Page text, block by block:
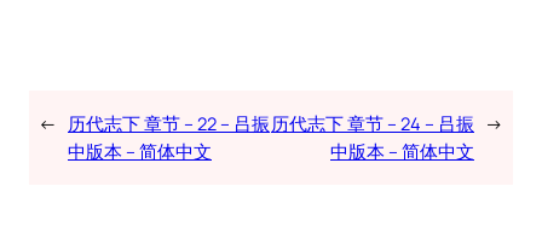
←
历代志下 章节 – 22 – 吕振
中版本 – 简体中文
历代志下 章节 – 24 – 吕振
中版本 – 简体中文
→